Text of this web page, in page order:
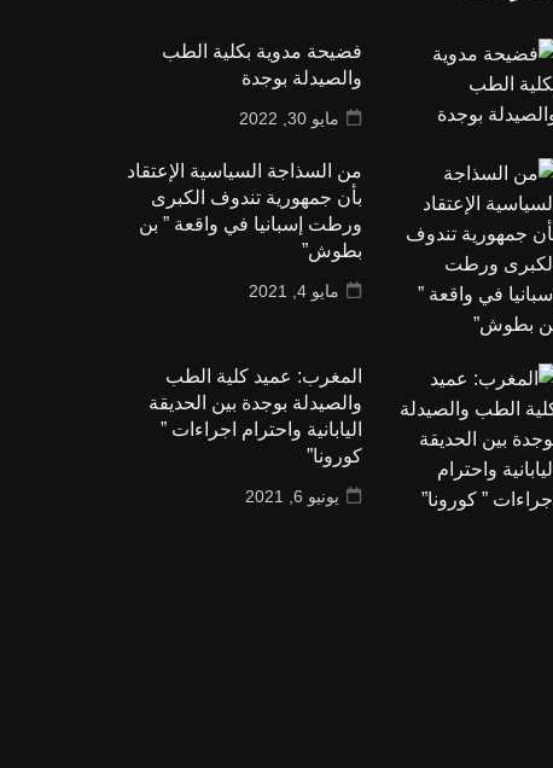
فضيحة مدوية بكلية الطب
والصيدلة بوجدة
مايو 30, 2022
من السذاجة السياسية الإعتقاد
بأن جمهورية تندوف الكبرى
ورطت إسبانيا في واقعة ” بن
بطوش”
مايو 4, 2021
المغرب: عميد كلية الطب
والصيدلة بوجدة بين الحديقة
اليابانية واحترام اجراءات ”
كورونا”
يونيو 6, 2021